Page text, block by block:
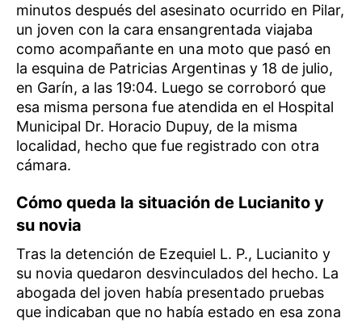
minutos después del asesinato ocurrido en Pilar,
un joven con la cara ensangrentada viajaba
como acompañante en una moto que pasó en
la esquina de Patricias Argentinas y 18 de julio,
en Garín, a las 19:04. Luego se corroboró que
esa misma persona fue atendida en el Hospital
Municipal Dr. Horacio Dupuy, de la misma
localidad, hecho que fue registrado con otra
cámara.
Cómo queda la situación de Lucianito y
su novia
Tras la detención de Ezequiel L. P., Lucianito y
su novia quedaron desvinculados del hecho. La
abogada del joven había presentado pruebas
que indicaban que no había estado en esa zona